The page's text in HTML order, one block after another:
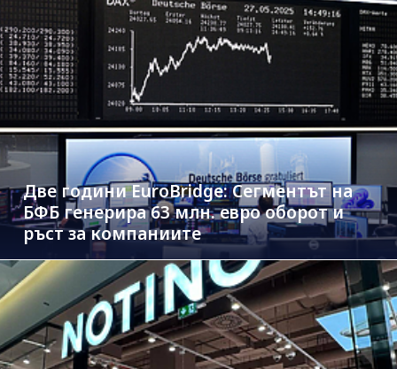
Две години EuroBridge: Сегментът на
БФБ генерира 63 млн. евро оборот и
ръст за компаниите